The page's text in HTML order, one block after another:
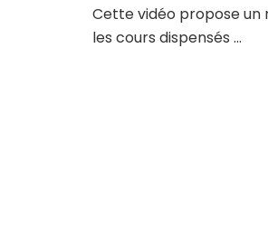
Cette vidéo propose un
les cours dispensés …